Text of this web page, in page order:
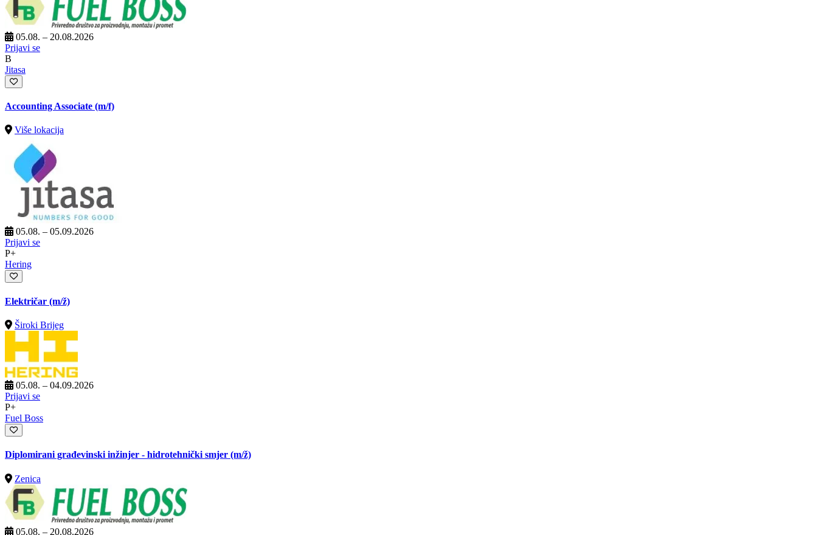
05.08. – 20.08.2026
Prijavi se
B
Jitasa
Accounting Associate (m/f)
Više lokacija
05.08. – 05.09.2026
Prijavi se
P+
Hering
Električar (m/ž)
Široki Brijeg
05.08. – 04.09.2026
Prijavi se
P+
Fuel Boss
Diplomirani građevinski inžinjer - hidrotehnički smjer (m/ž)
Zenica
05.08. – 20.08.2026